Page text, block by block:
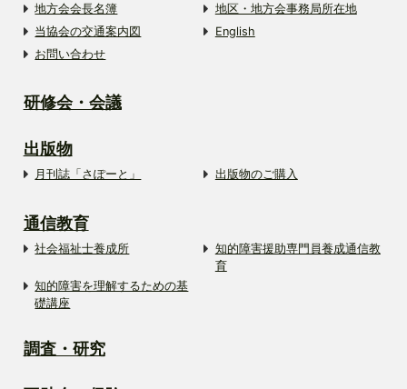
地方会会長名簿
地区・地方会事務局所在地
当協会の交通案内図
English
お問い合わせ
研修会・会議
出版物
月刊誌「さぽーと」 出版物のご購入
通信教育
社会福祉士養成所
知的障害援助専門員養成通信教
育
知的障害を理解するための基
礎講座
調査・研究